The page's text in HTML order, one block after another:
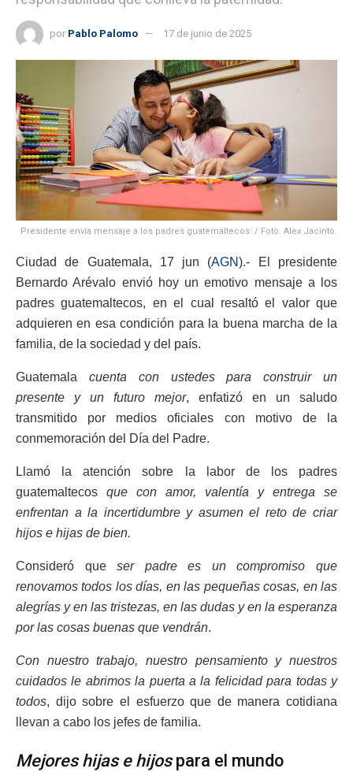
por Pablo Palomo 17 de junio de 2025
Presidente envía mensaje a los padres guatemaltecos. / Foto: Alex Jacinto.
Ciudad de Guatemala, 17 jun (AGN).- El presidente
Bernardo Arévalo envió hoy un emotivo mensaje a los
padres guatemaltecos, en el cual resaltó el valor que
adquieren en esa condición para la buena marcha de la
familia, de la sociedad y del país.
Guatemala cuenta con ustedes para construir un
presente y un futuro mejor, enfatizó en un saludo
transmitido por medios oficiales con motivo de la
conmemoración del Día del Padre.
Llamó la atención sobre la labor de los padres
guatemaltecos que con amor, valentía y entrega se
enfrentan a la incertidumbre y asumen el reto de criar
hijos e hijas de bien.
Consideró queser padre es un compromiso que
renovamos todos los días, en las pequeñas cosas, en las
alegrías y en las tristezas, en las dudas y en la esperanza
por las cosas buenas que vendrán.
Con nuestro trabajo, nuestro pensamiento y nuestros
cuidados le abrimos la puerta a la felicidad para todas y
todos, dijo sobre el esfuerzo que de manera cotidiana
llevan a cabo los jefes de familia.
Mejores hijas e hijospara el mundo